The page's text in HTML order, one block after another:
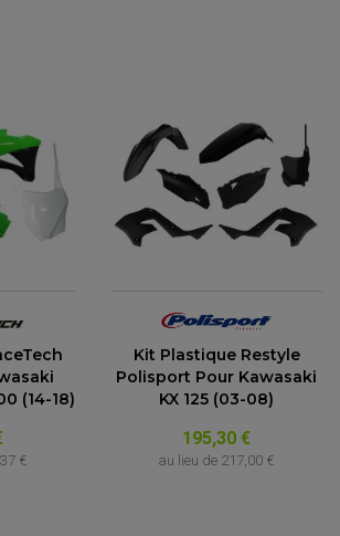
(14-18)
€
Kit Plastique Restyle
Polisport Pour Kawasaki
KX 125 (03-08)
195,30 €
au lieu de 217,00 €